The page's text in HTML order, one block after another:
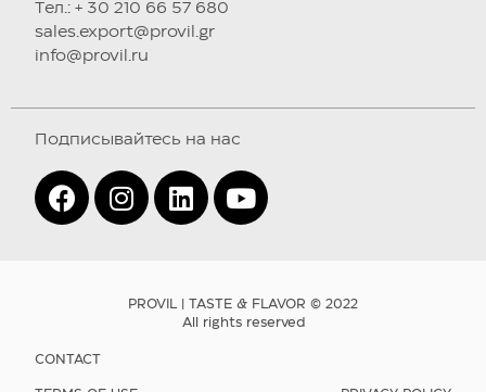
Tел.: + 30 210 66 57 680
sales.export@provil.gr
info@provil.ru
Подписывайтесь на нас
PROVIL | TASTE & FLAVOR © 2022
All rights reserved
CONTACT